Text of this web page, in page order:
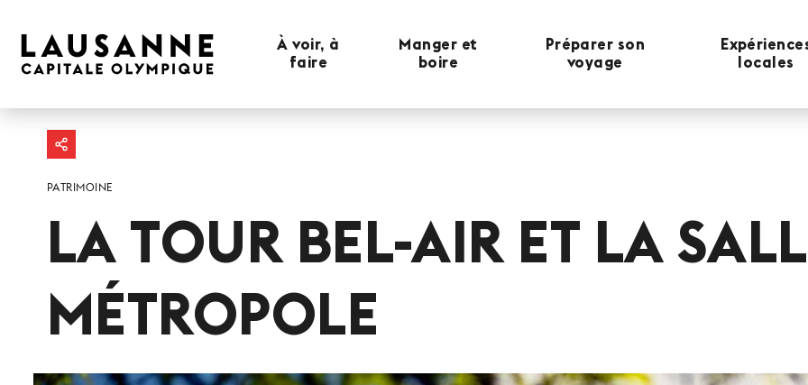
À voir, à
faire
Manger et
boire
Préparer son
voyage
locales
PATRIMOINE
LA TOUR BEL-AIR ET LA
MÉTROPOLE